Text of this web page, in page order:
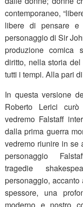
contemporaneo,
libere di pensare
personaggio di Sir
produzione comica
diritto, nella storia
tutti i tempi. Alla pari
In questa versione
Roberto Lerici
vedremo Falstaff
dalla prima guerra
vedremo riunire in
personaggio
tragedie
personaggio,
spessore, una